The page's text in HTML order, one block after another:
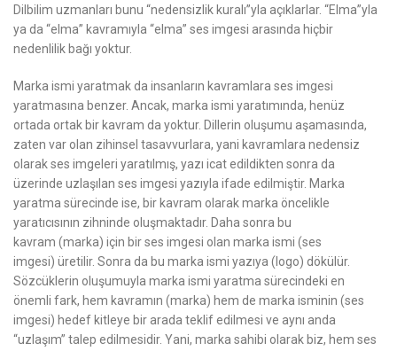
Dilbilim uzmanları bunu “nedensizlik kuralı”yla açıklarlar. “Elma”yla
ya da “elma” kavramıyla “elma” ses imgesi arasında hiçbir
nedenlilik bağı yoktur.
Marka ismi yaratmak da insanların kavramlara ses imgesi
yaratmasına benzer. Ancak, marka ismi yaratımında, henüz
ortada ortak bir kavram da yoktur. Dillerin oluşumu aşamasında,
zaten var olan zihinsel tasavvurlara, yani kavramlara nedensiz
olarak ses imgeleri yaratılmış, yazı icat edildikten sonra da
üzerinde uzlaşılan ses imgesi yazıyla ifade edilmiştir. Marka
yaratma sürecinde ise, bir kavram olarak marka öncelikle
yaratıcısının zihninde oluşmaktadır. Daha sonra bu
kavram (marka) için bir ses imgesi olan marka ismi (ses
imgesi) üretilir. Sonra da bu marka ismi yazıya (logo) dökülür.
Sözcüklerin oluşumuyla marka ismi yaratma sürecindeki en
önemli fark, hem kavramın (marka) hem de marka isminin (ses
imgesi) hedef kitleye bir arada teklif edilmesi ve aynı anda
“uzlaşım” talep edilmesidir. Yani, marka sahibi olarak biz, hem ses